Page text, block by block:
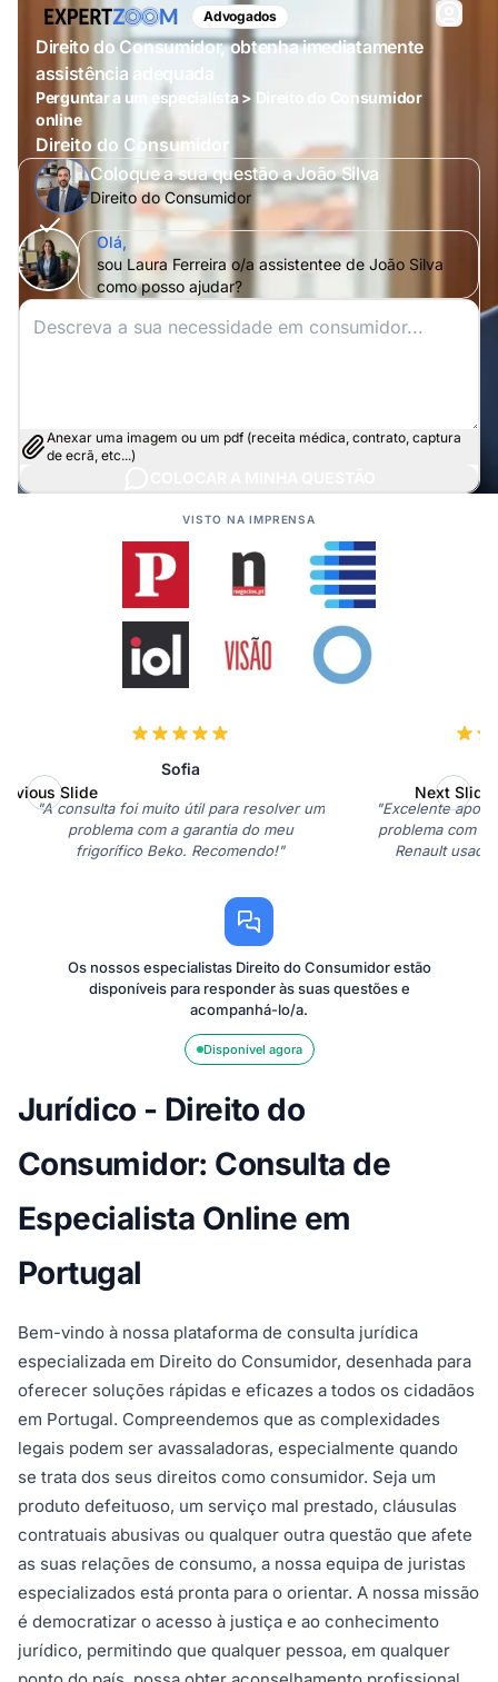
Advogados
Direito do Consumidor, obtenha imediatamente
assistência adequada
Perguntar a um especialista > Direito do Consumidor
online
Direito do Consumidor
Coloque a sua questão a João Silva
Direito do Consumidor
Olá,
sou Laura Ferreira o/a assistentee de João Silva
como posso ajudar?
Anexar uma imagem ou um pdf (receita médica, contrato, captura
de ecrã, etc...)
VISTO NA IMPRENSA
Sofia
"A consulta foi muito útil para resolver um
problema com a garantia do meu
frigorífico Beko. Recomendo!"
"Excelente
problema com a
Renault
Slide Next Slide
Os nossos especialistas Direito do Consumidor estão
disponíveis para responder às suas questões e
acompanhá-lo/a.
Disponível agora
Jurídico - Direito do
Consumidor: Consulta de
Especialista Online em
Portugal
Bem-vindo à nossa plataforma de consulta jurídica
especializada em Direito do Consumidor, desenhada para
oferecer soluções rápidas e eficazes a todos os cidadãos
em Portugal. Compreendemos que as complexidades
legais podem ser avassaladoras, especialmente quando
se trata dos seus direitos como consumidor. Seja um
produto defeituoso, um serviço mal prestado, cláusulas
contratuais abusivas ou qualquer outra questão que afete
as suas relações de consumo, a nossa equipa de juristas
especializados está pronta para o orientar. A nossa missão
é democratizar o acesso à justiça e ao conhecimento
jurídico, permitindo que qualquer pessoa, em qualquer